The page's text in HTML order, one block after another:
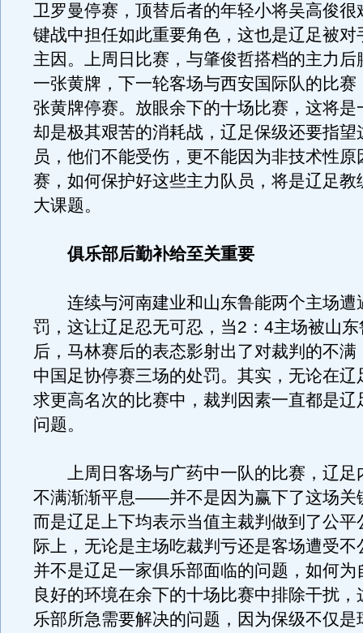
卫罗曼停赛，顶替后者的年轻小将吴高俊很
键战中担任如此重要角色，这也是辽足被对
主因。上周日比赛，与肇俊哲搭档的主力后
一张黄牌，下一轮客场与西安国际队的比赛
张黄牌停赛。放眼余下的十场比赛，这将是
却是极其艰苦的消耗战，辽足保级还要指望
员，他们不能受伤，更不能因为非技术性原
赛，如何保护好这些主力队员，将是辽足教
大课题。
俱乐部后勤补给至关重要
连续与河南建业和山东鲁能两个主场遭
罚，这让辽足忍无可忍，当2：4主场被山
后，马林赛后的表态影射出了对裁判的不满
中国足协停赛三场的处罚。其实，无论在辽
求更高名次的比赛中，裁判因素一直都是辽
问题。
上周日客场与广药中一队的比赛，辽足
不满渐渐平息——并不是因为赢下了这场关
而是辽足上下均表示当值主裁判做到了公平
际上，无论是主场吃裁判亏还是客场遭受不
并不是辽足一家俱乐部面临的问题，如何为
良好的环境在余下的十场比赛中排除干扰，
乐部所急需要解决的问题，因为保级不仅是